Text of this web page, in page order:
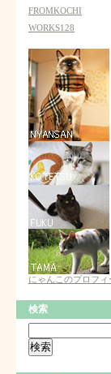
FROMKOCHI
WORKS128
にゃんこのプロフィ
検索